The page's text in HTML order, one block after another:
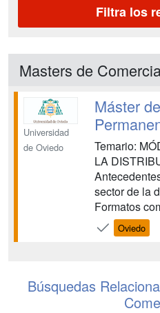
Filtra los
Masters de
Universidad
de Oviedo
Máster
Temario:
LA
sector de la
Formatos
mayoristas:
distribución
(I): El
Oviedo
Búsquedas